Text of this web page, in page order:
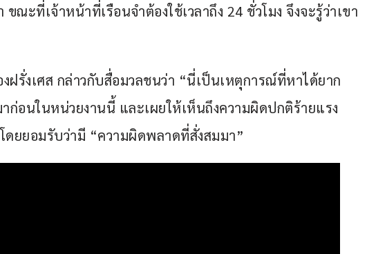
ณะที่เจ้าหน้าที่เรือนจำต้องใช้เวลาถึง 24 ชั่วโมง จึงจะรู้ว่าเขา
รั่งเศส กล่าวกับสื่อมวลชนว่า “นี่เป็นเหตุการณ์ที่หาได้ยาก
าก่อนในหน่วยงานนี้ และเผยให้เห็นถึงความผิดปกติร้ายแรง
ดยยอมรับว่ามี “ความผิดพลาดที่สั่งสมมา”